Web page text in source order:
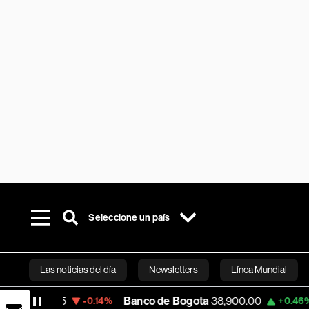
Seleccione un país
Las noticias del día Newsletters Línea Mundial
Bloomberg
Banco de Bogota 38,900.00 +0.46% Apple